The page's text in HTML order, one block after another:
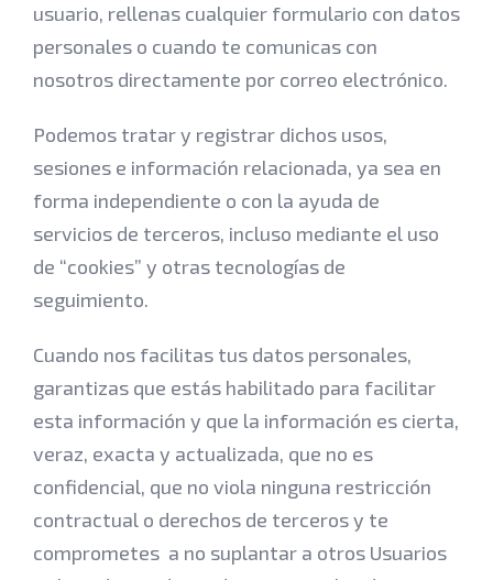
usuario, rellenas cualquier formulario con datos
personales o cuando te comunicas con
nosotros directamente por correo electrónico.
Podemos tratar y registrar dichos usos,
sesiones e información relacionada, ya sea en
forma independiente o con la ayuda de
servicios de terceros, incluso mediante el uso
de “cookies” y otras tecnologías de
seguimiento.
Cuando nos facilitas tus datos personales,
garantizas que estás habilitado para facilitar
esta información y que la información es cierta,
veraz, exacta y actualizada, que no es
confidencial, que no viola ninguna restricción
contractual o derechos de terceros y te
comprometes a no suplantar a otros Usuarios